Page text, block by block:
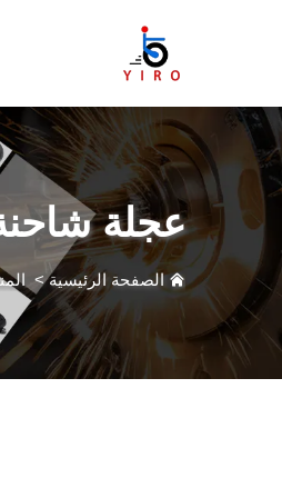
عجلة
الصفحة الرئيسية>